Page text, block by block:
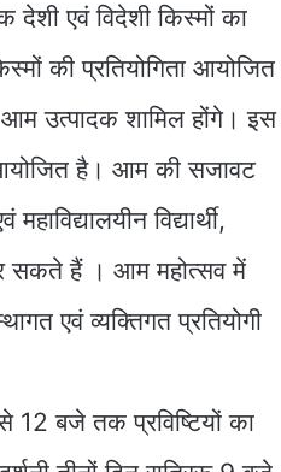
एवं विदेशी किस्मों का
की प्रतियोगिता आयोजित
आम उत्पादक शामिल होंगे। इस
है। आम की सजावट
विद्यार्थी,
सकते हैं । आम महोत्सव में
एवं व्यक्तिगत प्रतियोगी
बजे तक प्रविष्टियों का